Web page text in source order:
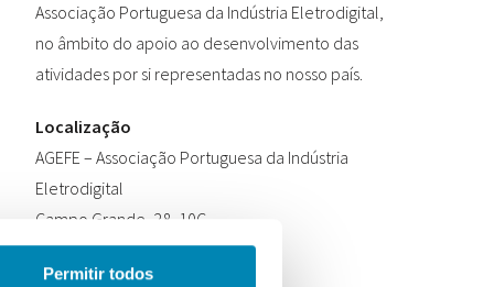
Permitir todos
Associação Portuguesa da Indústria Eletrodigital,
no âmbito do apoio ao desenvolvimento das
atividades por si representadas no nosso país.
Localização
AGEFE – Associação Portuguesa da Indústria
Eletrodigital
Campo Grande, 28, 10C
1700-093 Lisboa